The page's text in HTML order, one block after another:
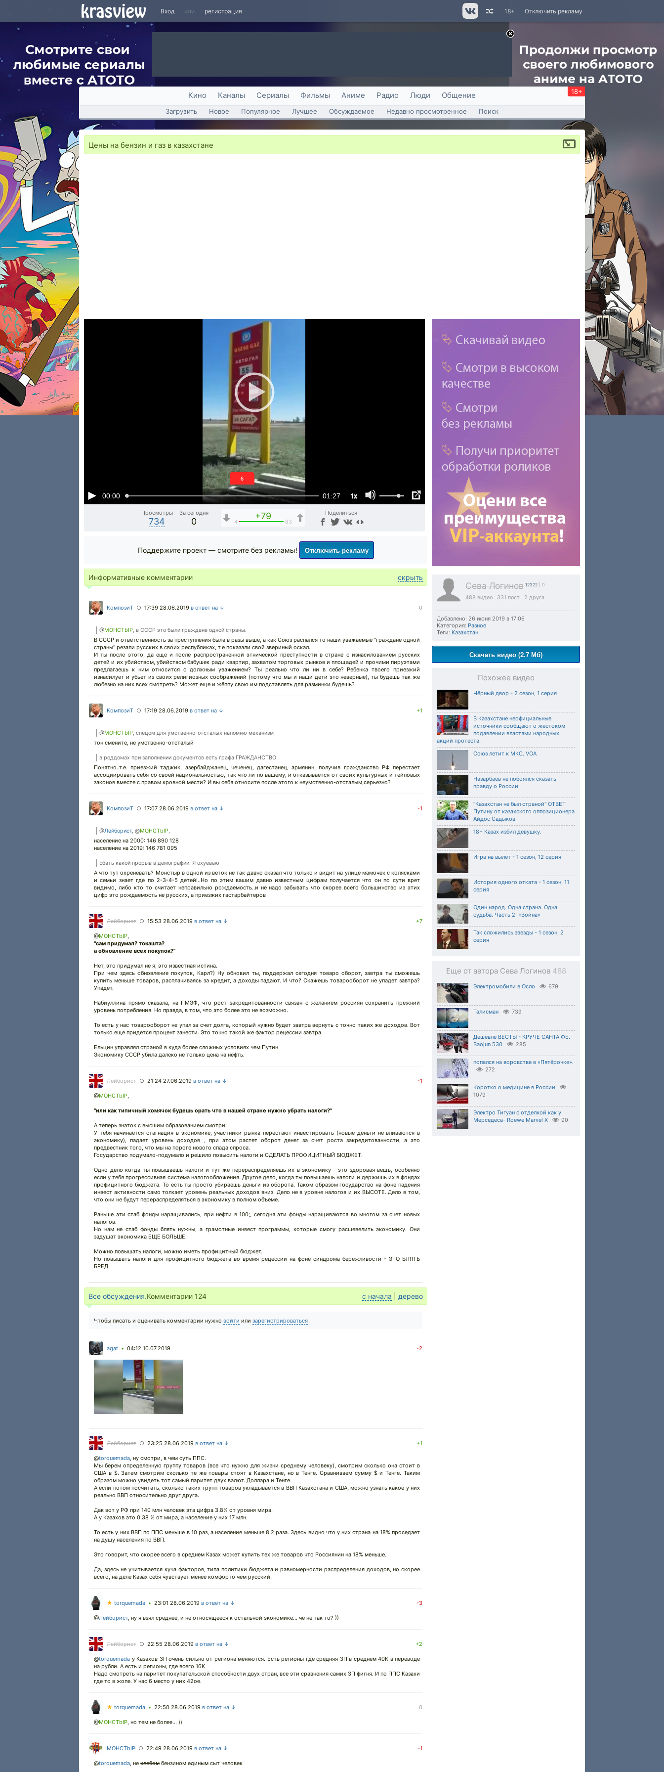
Вход или регистрация Отключить рекламу
18+
Кино Каналы Сериалы Фильмы Аниме Радио Люди Общение 18+
Загрузить Новое Популярное Лучшее Обсуждаемое Недавно просмотренное Поиск
Цены на бензин и газ в казахстане
00:00 01:27 1x
4
Просмотры
734
За сегодня
0
+79
4 83
Поделиться
Сева Логинов 12322 | 0
488 видео 331 пост 2 друга
Добавлено: 26 июня 2019 в 17:06
Категория: Разное
Теги: Казахстан
Скачать видео (2.7 Мб)
Похожее видео
Чёрный двор - 2 сезон, 1 серия
В Казахстане неофициальные
источники сообщают о жестоком
подавлении властями народных
акций протеста.
Союз летит к МКС. VOA
Назарбаев не побоялся сказать
правду о России
"Казахстан не был страной" ОТВЕТ
Путину от казахского оппозиционера
Айдос Садыков
18+ Казах избил девушку.
Игра на вылет - 1 сезон, 12 серия
История одного отката - 1 сезон, 11
серия
Один народ. Одна страна. Одна
судьба. Часть 2: «Война»
Так сложились звезды - 1 сезон, 2
серия
Еще от автора Сева Логинов 488
Электромобили в Осло 679
Талисман 739
Дешевле ВЕСТЫ - КРУЧЕ САНТА ФЕ.
Baojun 530
285
попался на воровстве в «Пятёрочке».
272
Коротко о медицине в России
1079
Электро Тигуан с отделкой как у
Мерседеса- Roewe Marvel X
90
Поддержите проект — смотрите без рекламы! Отключить рекламу
Информативные комментарии скрыть
КомпозиТ ○ 17:39 28.06.2019 в ответ на ↓ 0
@MOHCTbIP, в СССР это были граждане одной страны.
В СССР и ответственность за преступления была в разы выше, а как Союз распался то наши уважаемые "граждане одной
страны" резали русских в своих республиках, т.е показали свой звериный оскал..
И ты после этого, да еще и после распространенной этнической преступности в стране с изнасилованием русских
детей и их убийством, убийством бабушек ради квартир, захватом торговых рынков и площадей и прочими пируэтами
предлагаешь к ним относится с должным уважением? Ты реально что ли ни в себе? Ребенка твоего приезжий
изнасилует и убьет из своих религиозных соображений (потому что мы и наши дети это неверные), ты будешь так же
любезно на них всех смотреть? Может еще и жёппу свою им подставлять для разминки будешь?
КомпозиТ ○ 17:19 28.06.2019 в ответ на ↓ +1
@MOHCTbIP, спецом для умственно-отсталых напомню механизм
тон смените, не умственно-отсталый
в роддомах при заполнении документов есть графа ГРАЖДАНСТВО
Понятно..т.е. приезжий таджик, азербайджанец, чеченец, дагестанец, армянин, получив гражданство РФ перестает
ассоциировать себя со своей национальностью, так что ли по вашему, и отказывается от своих культурных и тейповых
законов вместе с правом кровной мести? И вы себя относите после этого к неумственно-отсталым,серьезно?
КомпозиТ ○ 17:07 28.06.2019 в ответ на ↓ -1
@Лейборист, @MOHCTbIP,
население на 2000: 146 890 128
население на 2019: 146 781 095
Ебать какой прорыв в демографии. Я охуеваю
А что тут охреневать? Монстыр в одной из веток не так давно сказал что только и видит на улице мамочек с колясками
и семьи знает где по 2-3-4-5 детей!..Но по этим вашим давно известным цифрам получается что он по сути врет
видимо, либо кто то считает неправильно рождаемость..и не надо забывать что скорее всего большинство из этих
цифр это рождаемость не русских, а приезжих гастарбайтеров
Лейборист ○ 15:53 28.06.2019 в ответ на ↓ +7
@MOHCTbIP,
"сам придумал? токашта?
а обновление всех покупок?"
Нет, это придумал не я, это известная истина.
При чем здесь обновление покупок, Карл?) Ну обновил ты, поддержал сегодня товаро оборот, завтра ты сможешь
купить меньше товаров, расплачиваясь за кредит, а доходы падают. И что? Скажешь товарооборот не упадет завтра?
Упадет.
Набиуллина прямо сказала, на ПМЭФ, что рост закредитованности связан с желанием россиян сохранить прежний
уровень потребления. Но правда, в том, что это более это не возможно.
То есть у нас товарооборот не упал за счет долга, который нужно будет завтра вернуть с точно таких же доходов. Вот
только еще придется процент занести. Это точно такой же фактор рецессии завтра.
Ельцин управлял страной в куда более сложных условиях чем Путин.
Экономику СССР убила далеко не только цена на нефть.
Лейборист ○ 21:24 27.06.2019 в ответ на ↓ -1
@MOHCTbIP,
"или как типичный хомячок будешь орать что в нашей стране нужно убрать налоги?"
А теперь знаток с высшим образованием смотри:
У тебя начинается стагнация в экономике, участники рынка перестают инвестировать (новые деньги не вливаются в
экономику), падает уровень доходов , при этом растет оборот денег за счет роста закредитованности, а это
предвестник того, что мы на пороге нового спада спроса.
Государство подумало-подумало и решило повысить налоги и СДЕЛАТЬ ПРОФИЦИТНЫЙ БЮДЖЕТ.
Одно дело когда ты повышаешь налоги и тут же перераспределяешь их в экономику - это здоровая вещь, особенно
если у тебя прогрессивная система налогообложения. Другое дело, когда ты повышаешь налоги и держишь их в фондах
профицитного бюджета. То есть ты просто убираешь деньги из оборота. Таком образом государство на фоне падения
инвест активности само толкает уровень реальных доходов вниз. Дело не в уровне налогов и их ВЫСОТЕ. Дело в том,
что они не будут перераспределяться в экономику в полном объеме.
Раньше эти стаб фонды наращивались, при нефти в 100;, сегодня эти фонды наращиваются во многом за счет новых
налогов.
Но нам не стаб фонды блять нужны, а грамотные инвест программы, которые смогу расшевелить экономику. Они
задушат экономика ЕЩЕ БОЛЬШЕ.
Можно повышать налоги, можно иметь профицитный бюджет.
Но повышать налоги для профицитного бюджета во время рецессии на фоне синдрома бережливости - ЭТО БЛЯТЬ
БРЕД.
Все обсуждения.Комментарии 124 с начала дерево
Чтобы писать и оценивать комментарии нужно войти или зарегистрироваться
agat • 04:12 10.07.2019 -2
Лейборист ○ 23:25 28.06.2019 в ответ на ↓ +1
@torquemada, ну смотри, в чем суть ППС.
Мы берем определенную группу товаров (все что нужно для жизни среднему человеку), смотрим сколько она стоит в
США в $. Затем смотрим сколько те же товары стоят в Казахстане, но в Тенге. Сравниваем сумму $ и Тенге. Таким
образом можно увидеть тот самый паритет двух валют. Доллара и Тенге.
А если потом посчитать, сколько таких групп товаров укладывается в ВВП Казахстана и США, можно узнать какое у них
реально ВВП относительно друг друга.
Дак вот у РФ при 140 млн человек эта цифра 3.8% от уровня мира.
А у Казахов это 0,38 % от мира, а население у них 17 млн.
То есть у них ВВП по ППС меньше в 10 раз, а население меньше 8.2 раза. Здесь видно что у них страна на 18% проседает
на душу населения по ВВП.
Это говорит, что скорее всего в среднем Казах может купить тех же товаров что Россиянин на 18% меньше.
Да, здесь не учитывается куча факторов, типа политики бюджета и равномерности распределения доходов, но скорее
всего, на деле Казах себя чувствует менее комфорто чем русский.
★ torquemada • 23:01 28.06.2019 в ответ на ↓ -3
@Лейборист, ну я взял среднее, и не относящееся к остальной экономике... че не так то? ))
Лейборист ○ 22:55 28.06.2019 в ответ на ↓ +2
@torquemada у Казахов ЗП очень сильно от региона меняются. Есть регионы где средняя ЗП в среднем 40К в переводе
на рубли. А есть и регионы, где всего 16К
Надо смотреть на паритет покупательской способности двух стран, все эти сравнения самих ЗП фигня. И по ППС Казахи
где то в жопе. У нас 6 место у них 42ое.
★ torquemada • 22:50 28.06.2019 в ответ на ↓ 0
@MOHCTbIP, но тем не более... ))
MOHCTbIP ○ 22:49 28.06.2019 в ответ на ↓ -1
@torquemada, не хлебом бензином единым сыт человек